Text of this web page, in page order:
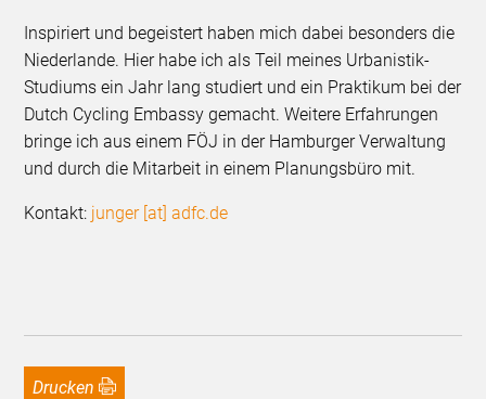
Inspiriert und begeistert haben mich dabei besonders die
Niederlande. Hier habe ich als Teil meines Urbanistik-
Studiums ein Jahr lang studiert und ein Praktikum bei der
Dutch Cycling Embassy gemacht. Weitere Erfahrungen
bringe ich aus einem FÖJ in der Hamburger Verwaltung
und durch die Mitarbeit in einem Planungsbüro mit.
Kontakt: junger [at] adfc.de
Drucken